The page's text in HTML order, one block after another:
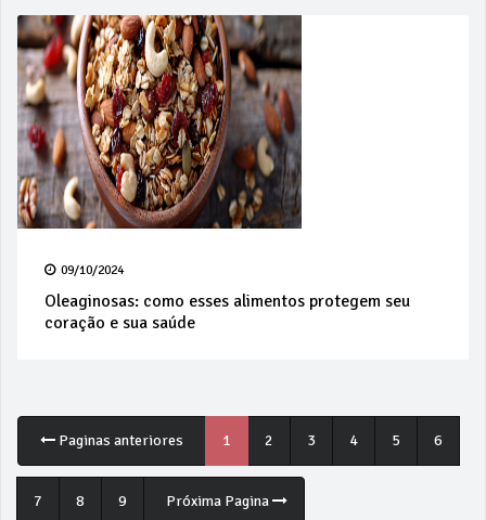
09/10/2024
Oleaginosas: como esses alimentos protegem seu
coração e sua saúde
Paginas anteriores 1 2 3 4 5 6
7 8 9 Próxima Pagina